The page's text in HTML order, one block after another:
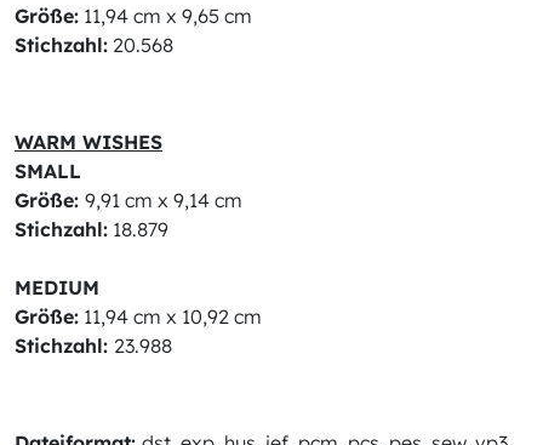
Größe: 11,94 cm x 9,65 cm
Stichzahl: 20.568
WARM WISHES
SMALL
Größe: 9,91 cm x 9,14 cm
Stichzahl: 18.879
MEDIUM
Größe: 11,94 cm x 10,92 cm
Stichzahl: 23.988